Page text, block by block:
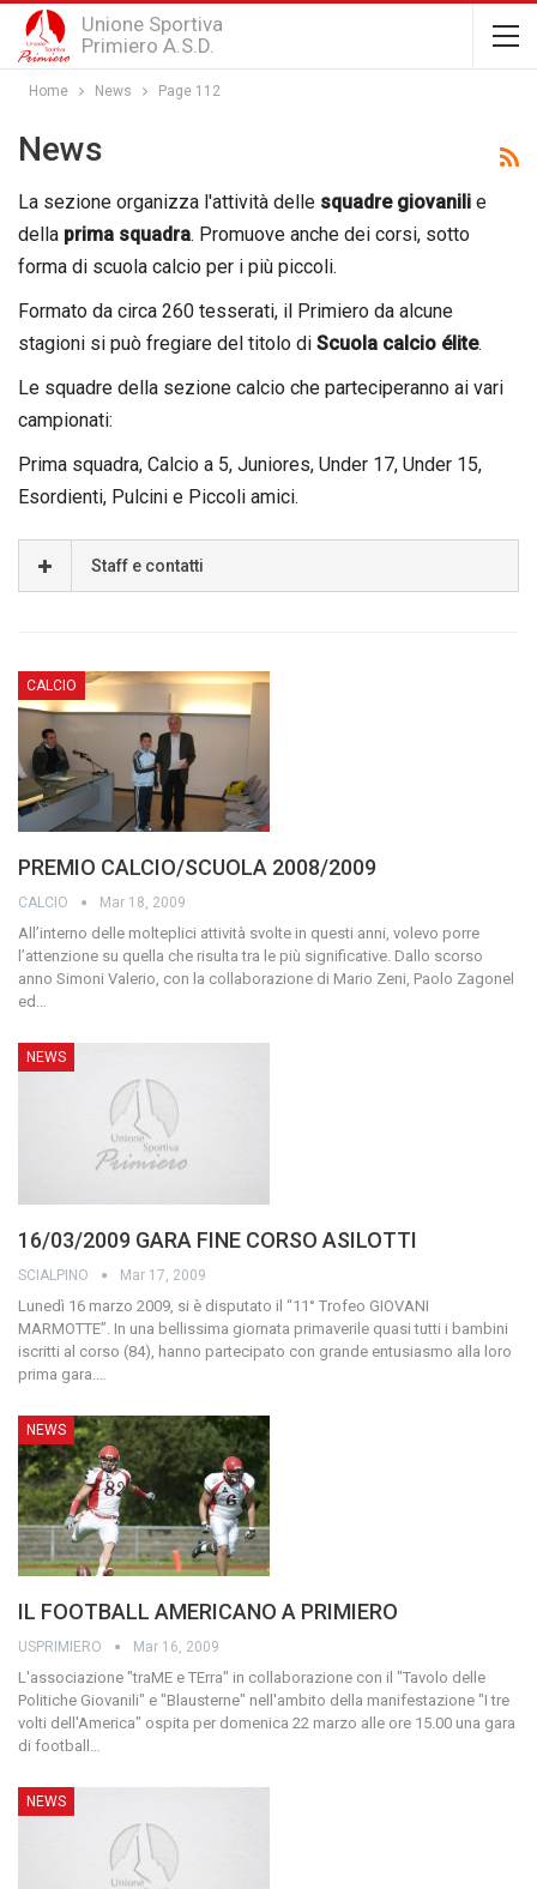
Unione Sportiva
Primiero A.S.D.
Home News Page 112
News
La sezione organizza l'attività delle squadre giovanili e
della prima squadra. Promuove anche dei corsi, sotto
forma di scuola calcio per i più piccoli.
Formato da circa 260 tesserati, il Primiero da alcune
stagioni si può fregiare del titolo di Scuola calcio élite.
Le squadre della sezione calcio che parteciperanno ai vari
campionati:
Prima squadra, Calcio a 5, Juniores, Under 17, Under 15,
Esordienti, Pulcini e Piccoli amici.
Staff e contatti
CALCIO
PREMIO CALCIO/SCUOLA 2008/2009
CALCIO Mar 18, 2009
All’interno delle molteplici attività svolte in questi anni, volevo porre
l’attenzione su quella che risulta tra le più significative. Dallo scorso
anno Simoni Valerio, con la collaborazione di Mario Zeni, Paolo Zagonel
ed …
NEWS
16/03/2009 GARA FINE CORSO ASILOTTI
SCIALPINO Mar 17, 2009
Lunedì 16 marzo 2009, si è disputato il “11° Trofeo GIOVANI
MARMOTTE”. In una bellissima giornata primaverile quasi tutti i bambini
iscritti al corso (84), hanno partecipato con grande entusiasmo alla loro
prima gara.
NEWS
IL FOOTBALL AMERICANO A PRIMIERO
USPRIMIERO Mar 16, 2009
L'associazione "traME e TErra" in collaborazione con il "Tavolo delle
Politiche Giovanili" e "Blausterne" nell'ambito della manifestazione "I tre
volti dell'America" ospita per domenica 22 marzo alle ore 15.00 una gara
di football …
NEWS